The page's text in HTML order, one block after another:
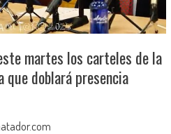
martes los carteles de la
que doblará presencia